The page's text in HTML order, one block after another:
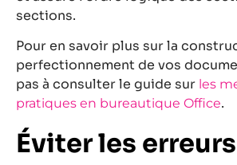
sections.
Pour en savoir plus sur la
perfectionnement de vos
pas à consulter le guide sur les
pratiques en bureautique Office.
Éviter les erreurs